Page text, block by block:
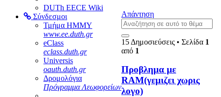
DUTh EECE Wiki
Σύνδεσμοι
Τμήμα ΗΜΜΥ
www.ee.duth.gr
eClass
eclass.duth.gr
Universis
oauth.duth.gr
Δρομολόγια
Πρόγραμμα Λεωφορείων
Απάντηση
15 Δημοσιεύσεις • Σελίδα 1
από 1
Προβλημα με
RAM(γεμιζει χωρις
λογο)